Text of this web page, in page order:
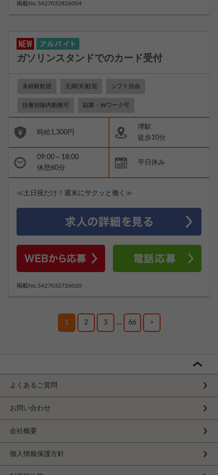
掲載No.5427032826004
ガソリンスタンドでのカード受付
未経験歓迎 主婦(夫)歓迎 シフト自由
扶養控除内勤務可 副業・Wワーク可
時給1,300円
堺駅
徒歩10分
09:00～18:00
休憩60分
平日休み
≪土日祝だけ！週末にサクッと働く≫
掲載No.5427032726020
1 2 3 … 66 >
よくあるご質問
お問い合わせ
会社概要
個人情報保護方針